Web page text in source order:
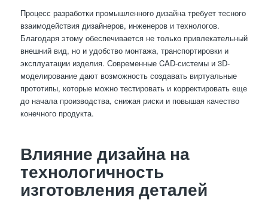
Процесс разработки промышленного дизайна требует тесного
взаимодействия дизайнеров, инженеров и технологов.
Благодаря этому обеспечивается не только привлекательный
внешний вид, но и удобство монтажа, транспортировки и
эксплуатации изделия. Современные CAD-системы и 3D-
моделирование дают возможность создавать виртуальные
прототипы, которые можно тестировать и корректировать еще
до начала производства, снижая риски и повышая качество
конечного продукта.
Влияние дизайна на
технологичность
изготовления деталей